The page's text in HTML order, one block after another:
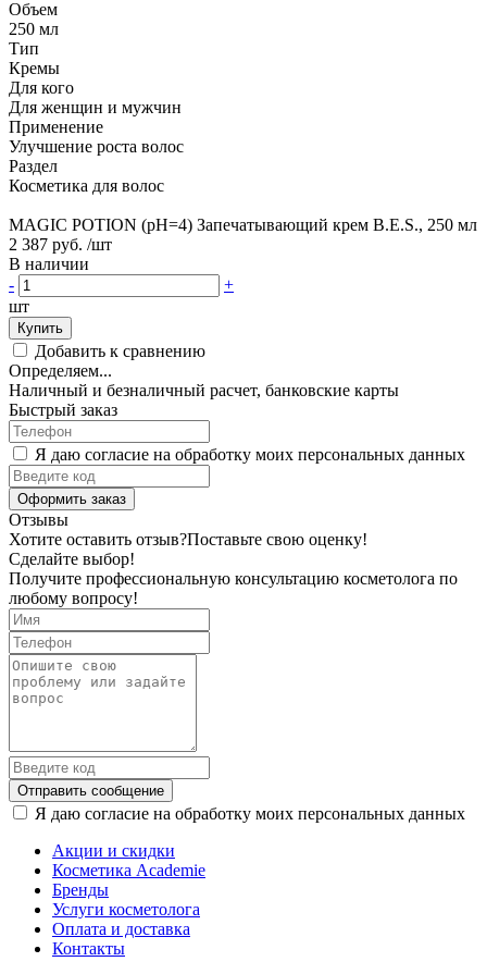
Объем
250 мл
Тип
Кремы
Для кого
Для женщин и мужчин
Применение
Улучшение роста волос
Раздел
Косметика для волос
MAGIC POTION (pH=4) Запечатывающий крем B.E.S., 250 мл
2 387 руб. /шт
В наличии
-
+
шт
Купить
Добавить к сравнению
Определяем...
Наличный и безналичный расчет, банковские карты
Быстрый заказ
Я даю согласие на обработку моих персональных данных
Оформить заказ
Отзывы
Хотите оставить отзыв?Поставьте свою оценку!
Сделайте выбор!
Получите профессиональную консультацию косметолога по
любому вопросу!
Отправить сообщение
Я даю согласие на обработку моих персональных данных
Акции и скидки
Косметика Academie
Бренды
Услуги косметолога
Оплата и доставка
Контакты